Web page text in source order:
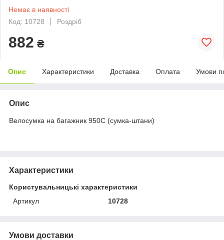
Немає в наявності
Код: 10728
Роздріб
882 ₴
Опис Характеристики Доставка Оплата Умови
Опис
Велосумка на багажник 950С (сумка-штани)
Характеристики
Користувальницькі характеристики
Артикул
10728
Умови доставки